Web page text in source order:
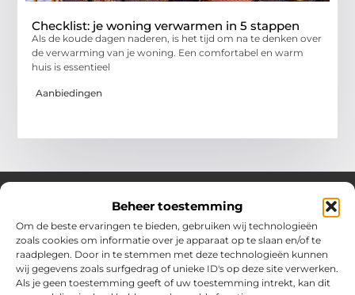
Beheer toestemming
Om de beste ervaringen te bieden, gebruiken wij technologieën
zoals cookies om informatie over je apparaat op te slaan en/of te
raadplegen. Door in te stemmen met deze technologieën kunnen
wij gegevens zoals surfgedrag of unieke ID's op deze site verwerken.
Als je geen toestemming geeft of uw toestemming intrekt, kan dit
Checklist: je woning verwarmen in 5 stappen
Als de koude dagen naderen, is het tijd om na te denken over
de verwarming van je woning. Een comfortabel en warm
huis is essentieel
Aanbiedingen
Over Chobmak
Jouw gids voor inspiratie en tips uit het dagelijks leven.
Ontdek een brede verzameling blogs en artikelen die je helpen
om het meeste uit elke dag te halen, met praktische adviezen
en verrassende inzichten.